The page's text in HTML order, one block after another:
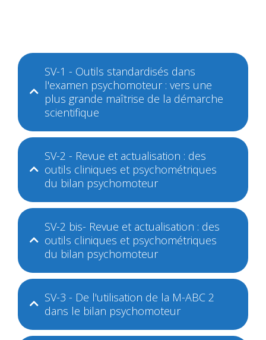
SV-1 - Outils standardisés dans
l'examen psychomoteur : vers une
plus grande maîtrise de la démarche
scientifique
SV-2 - Revue et actualisation : des
outils cliniques et psychométriques
du bilan psychomoteur
SV-2 bis- Revue et actualisation : des
outils cliniques et psychométriques
du bilan psychomoteur
SV-3 - De l'utilisation de la M-ABC 2
dans le bilan psychomoteur